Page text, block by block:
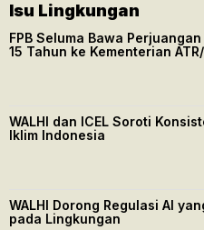
Isu Lingkungan
FPB Seluma Bawa
15 Tahun ke Kementerian
WALHI dan ICEL Soroti
Iklim Indonesia
WALHI Dorong Regulasi AI
pada Lingkungan